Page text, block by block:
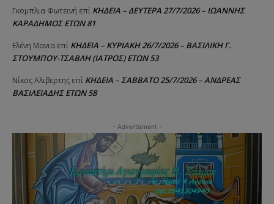
Γκομπλια Φωτεινή επί ΚΗΔΕΙΑ – ΔΕΥΤΕΡΑ 27/7/2026 – ΙΩΑΝΝΗΣ
ΚΑΡΑΔΗΜΟΣ ΕΤΩΝ 81
Ελένη Μανια επί ΚΗΔΕΙΑ – ΚΥΡΙΑΚΗ 26/7/2026 – ΒΑΣΙΛΙΚΗ Γ.
ΣΤΟΥΜΠΟΥ-ΤΣΑΒΛΗ (ΙΑΤΡΟΣ) ΕΤΩΝ 53
Νίκος Αλιβερτης επί ΚΗΔΕΙΑ – ΣΑΒΒΑΤΟ 25/7/2026 – ΑΝΔΡΕΑΣ
ΒΑΣΙΛΕΙΑΔΗΣ ΕΤΩΝ 58
- Advertisment -